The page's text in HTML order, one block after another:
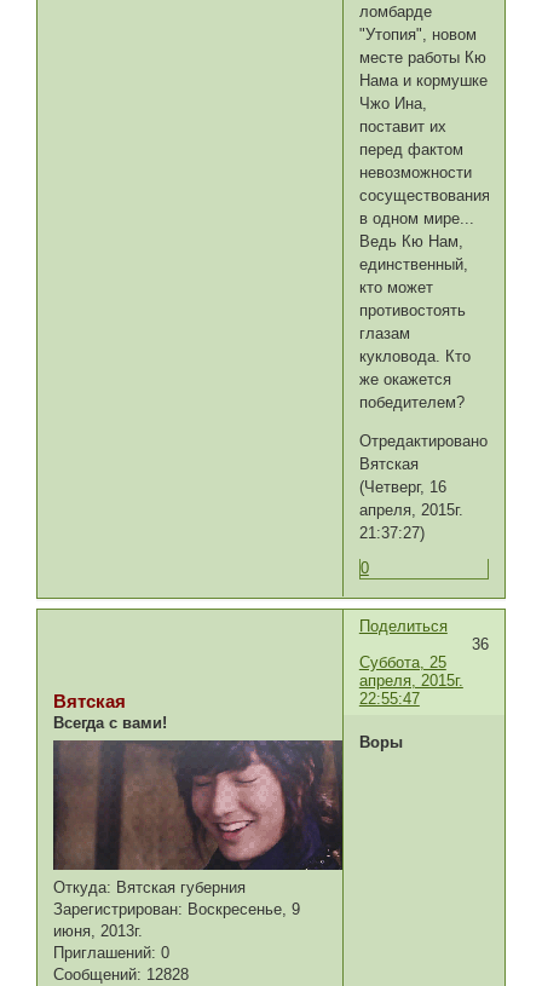
ломбарде
"Утопия", новом
месте работы Кю
Нама и кормушке
Чжо Ина,
поставит их
перед фактом
невозможности
сосуществования
в одном мире...
Ведь Кю Нам,
единственный,
кто может
противостоять
глазам
кукловода. Кто
же окажется
победителем?
Отредактировано
Вятская
(Четверг, 16
апреля, 2015г.
21:37:27)
0
Поделиться
36
Суббота, 25
апреля, 2015г.
22:55:47
Вятская
Всегда с вами!
Откуда: Вятская губерния
Зарегистрирован: Воскресенье, 9
июня, 2013г.
Приглашений: 0
Сообщений: 12828
Воры